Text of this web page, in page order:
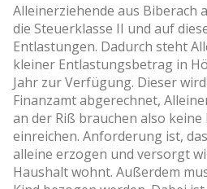
Alleinerziehende aus Biberach
die Steuerklasse II und auf
Entlastungen. Dadurch steht
kleiner Entlastungsbetrag in
Jahr zur Verfügung. Dieser
Finanzamt abgerechnet,
an der Riß brauchen also
einreichen. Anforderung ist,
alleine erzogen und versorgt
Haushalt wohnt. Außerdem